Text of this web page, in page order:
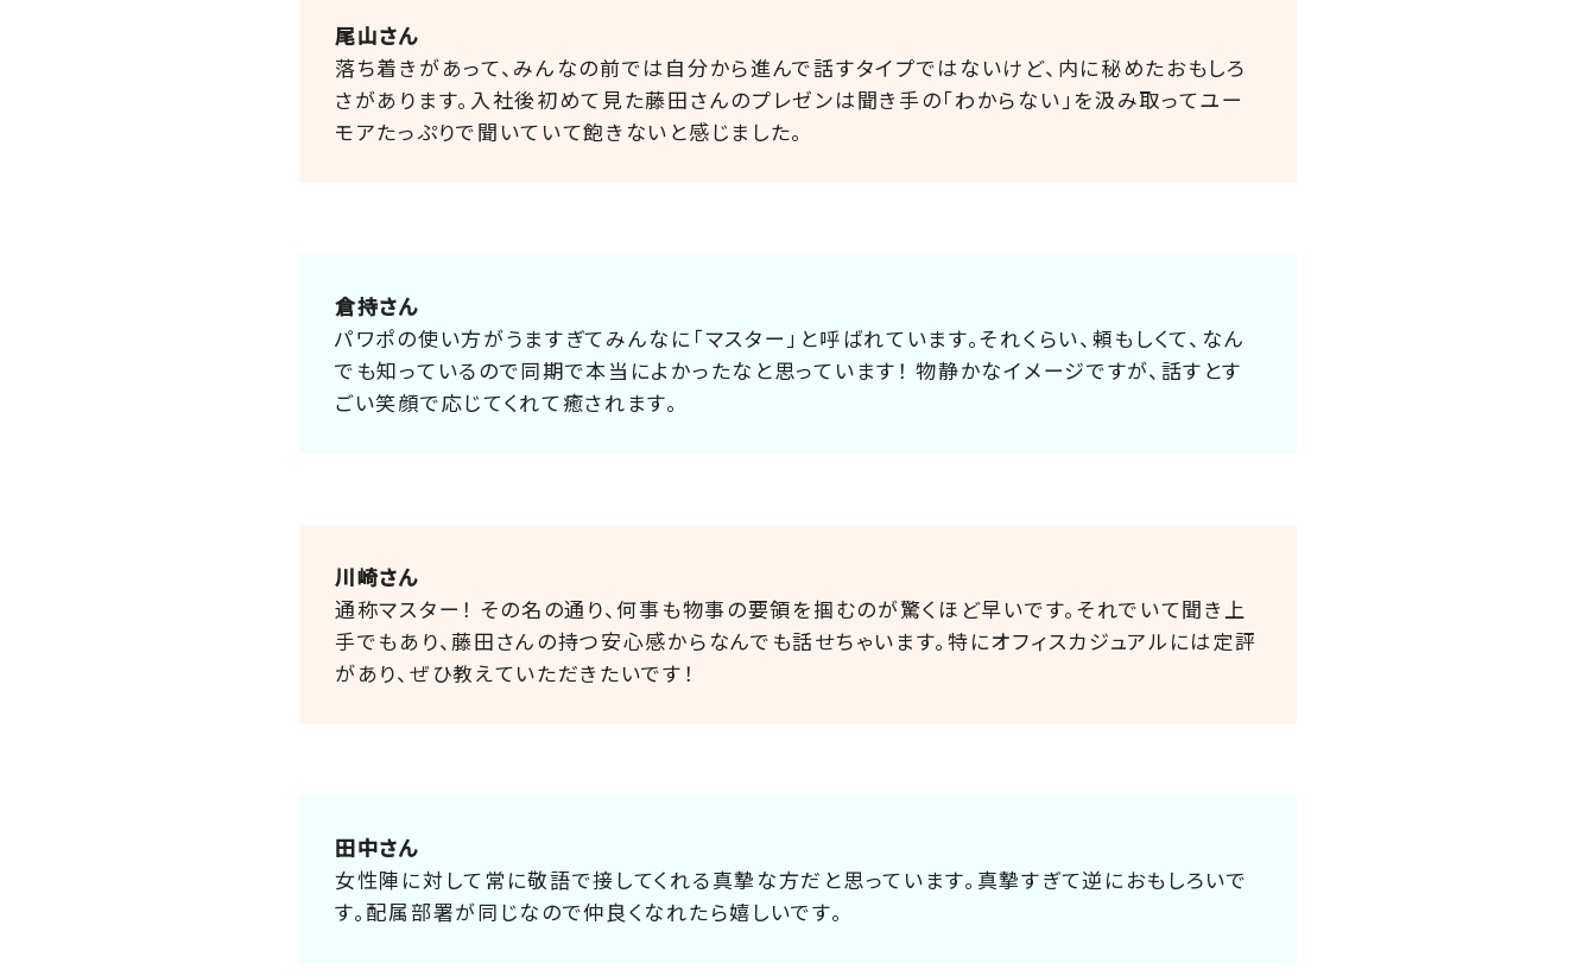
尾山さん
落ち着きがあって、みんなの前では自分から進んで話すタイプではないけど、内に秘めたおもしろ
さがあります。入社後初めて見た藤田さんのプレゼンは聞き手の「わからない」を汲み取ってユー
モアたっぷりで聞いていて飽きないと感じました。
倉持さん
パワポの使い方がうますぎてみんなに「マスター」と呼ばれています。それくらい、頼もしくて、なん
でも知っているので同期で本当によかったなと思っています！ 物静かなイメージですが、話すとす
ごい笑顔で応じてくれて癒されます。
川崎さん
通称マスター！ その名の通り、何事も物事の要領を掴むのが驚くほど早いです。それでいて聞き上
手でもあり、藤田さんの持つ安心感からなんでも話せちゃいます。特にオフィスカジュアルには定評
があり、ぜひ教えていただきたいです！
田中さん
女性陣に対して常に敬語で接してくれる真摯な方だと思っています。真摯すぎて逆におもしろいで
す。配属部署が同じなので仲良くなれたら嬉しいです。